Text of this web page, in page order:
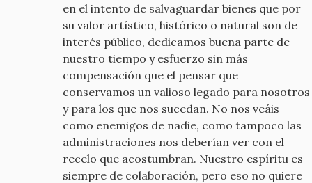
en el intento de salvaguardar bienes que por
su valor artístico, histórico o natural son de
interés público, dedicamos buena parte de
nuestro tiempo y esfuerzo sin más
compensación que el pensar que
conservamos un valioso legado para nosotros
y para los que nos sucedan. No nos veáis
como enemigos de nadie, como tampoco las
administraciones nos deberían ver con el
recelo que acostumbran. Nuestro espíritu es
siempre de colaboración, pero eso no quiere